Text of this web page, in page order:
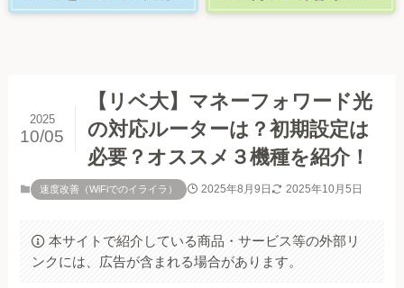
【リベ大】マネーフォワード光
の対応ルーターは？初期設定は
必要？オススメ３機種を紹介！
2025
10/05
速度改善（WiFiでのイライラ） 2025年8月9日 2025年10月5日
本サイトで紹介している商品・サービス等の外部リ
ンクには、広告が含まれる場合があります。